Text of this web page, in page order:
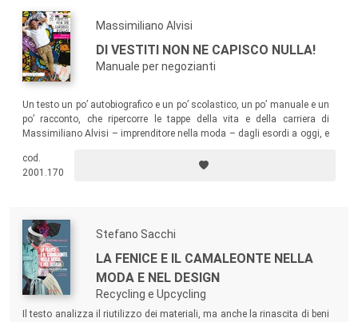
Massimiliano Alvisi
DI VESTITI NON NE CAPISCO NULLA!
Manuale per negozianti
Un testo un po’ autobiografico e un po’ scolastico, un po’ manuale e un
po’ racconto, che ripercorre le tappe della vita e della carriera di
Massimiliano Alvisi – imprenditore nella moda – dagli esordi a oggi, e
dall’offline all’online per poter professionalizzare, modernizzare e
potenziare un mestiere che oggi più che mai necessita di guide e buoni
cod.
2001.170
Stefano Sacchi
LA FENICE E IL CAMALEONTE NELLA
MODA E NEL DESIGN
Recycling e Upcycling
Il testo analizza il riutilizzo dei materiali, ma anche la rinascita di beni